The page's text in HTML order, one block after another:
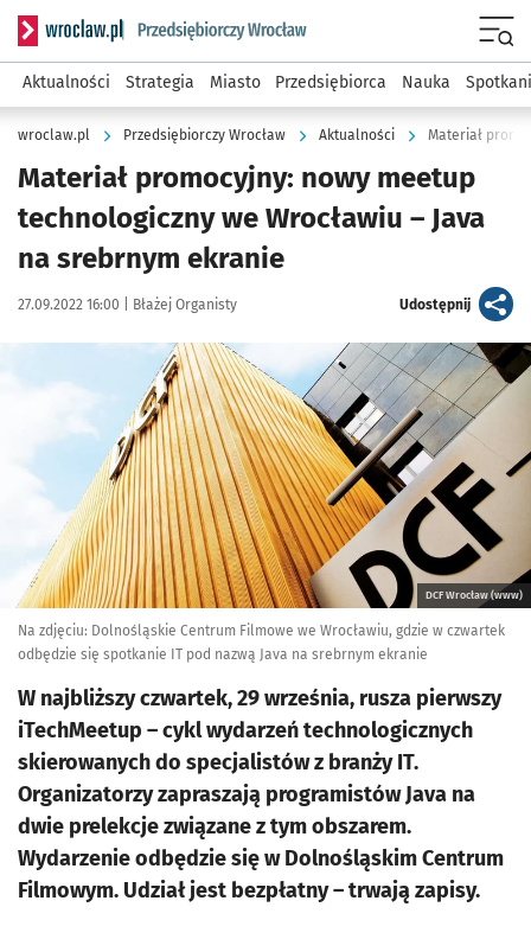
Serwis informacyjny wroclaw.pl podserwis: Strategia
Aktualności Strategia Miasto Przedsiębiorca Nauka
wroclaw.pl Przedsiębiorczy Wrocław Aktualności
Materiał promocyjny: nowy meetup
technologiczny we Wrocławiu – Java
na srebrnym ekranie
Data publikacji:
27.09.2022 16:00 | Autor:
Błażej Organisty Udostępnijartykuł
Kliknij, aby powiększyć
DCF Wrocław (www)
Na zdjęciu: Dolnośląskie Centrum Filmowe we Wrocławiu, gdzie w czwartek
odbędzie się spotkanie IT pod nazwą Java na srebrnym ekranie
W najbliższy czwartek, 29 września, rusza pierwszy
iTechMeetup – cykl wydarzeń technologicznych
skierowanych do specjalistów z branży IT.
Organizatorzy zapraszają programistów Java na
dwie prelekcje związane z tym obszarem.
Wydarzenie odbędzie się w Dolnośląskim Centrum
Filmowym. Udział jest bezpłatny – trwają zapisy.